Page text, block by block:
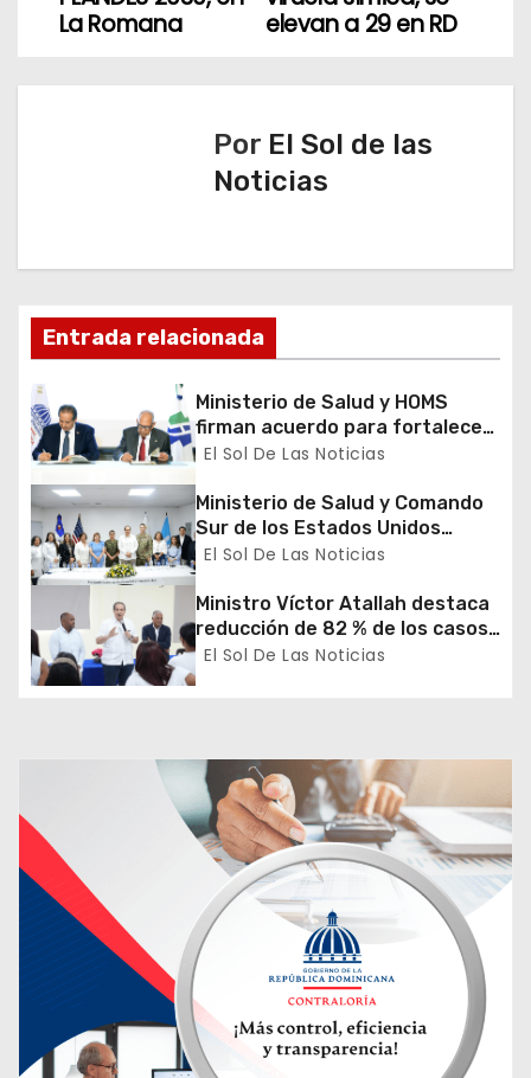
e
i
ó
n
d
e
e
n
t
r
a
s
elevan a 29 en RD
La Romana
Por El Sol de las
Noticias
Entrada relacionada
Ministerio de Salud y HOMS
firman acuerdo para fortalecer
la prevención, diagnóstico y
virales
El Sol De Las Noticias
Ministerio de Salud y Comando
Sur de los Estados Unidos
realizan misión médica Amistad
2026 en La Vega
El Sol De Las Noticias
Ministro Víctor Atallah destaca
reducción de 82 % de los casos
de malaria en Azua durante
recorrido por DPS
El Sol De Las Noticias